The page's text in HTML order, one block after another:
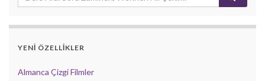
YENİ ÖZELLİKLER
Almanca Çizgi Filmler